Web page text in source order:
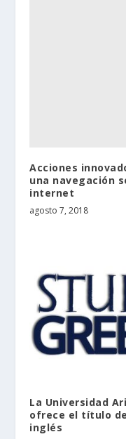
Acciones
una navegación
internet
agosto 7, 2018
La Universidad
ofrece el título
inglés